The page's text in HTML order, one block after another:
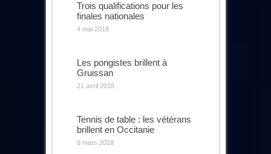
Trois qualifications pour les
finales nationales
4 mai 2018
Les pongistes brillent à
Gruissan
21 avril 2018
Tennis de table : les vétérans
brillent en Occitanie
9 mars 2018